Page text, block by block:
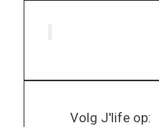
Volg J'life op: